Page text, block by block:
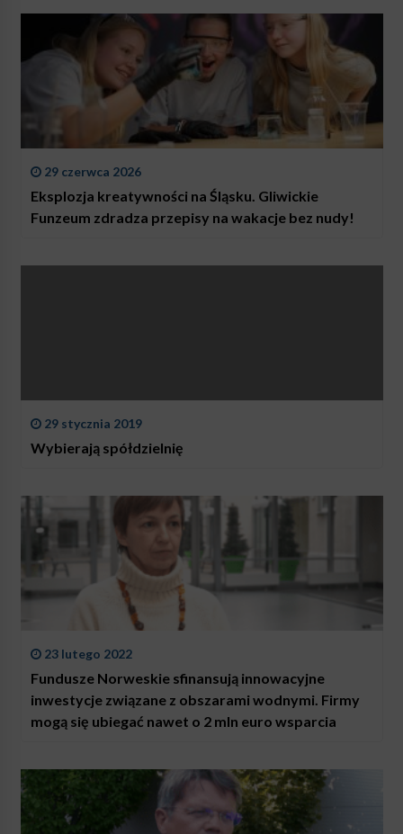
29 czerwca 2026
Eksplozja kreatywności na Śląsku. Gliwickie
Funzeum zdradza przepisy na wakacje bez nudy!
29 stycznia 2019
Wybierają spółdzielnię
23 lutego 2022
Fundusze Norweskie sfinansują innowacyjne
inwestycje związane z obszarami wodnymi. Firmy
mogą się ubiegać nawet o 2 mln euro wsparcia